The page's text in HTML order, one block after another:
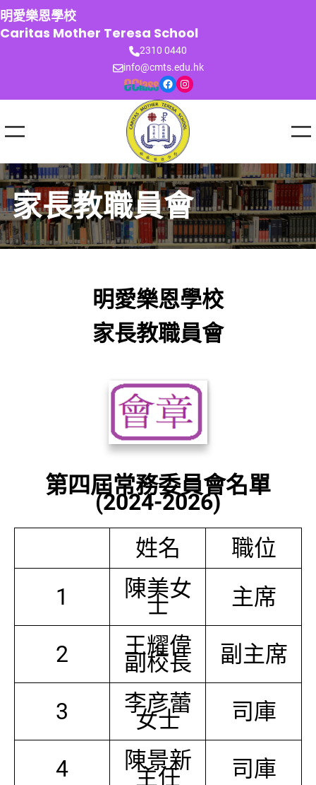
跳
至
主
明愛樂恩學校
Caritas Mother Teresa School
2310 0440
info@cmts.edu.hk
Facebook Instagram
家長教職員會
明愛樂恩學校
家長教職員會
第四屆常務委員會名單
(2024-2026)
姓名
職位
1
陳美女
士 主席
2 王耀偉
副校長 副主席
3 李彦蕾
女士 司庫
4 陳景新
主任 司庫